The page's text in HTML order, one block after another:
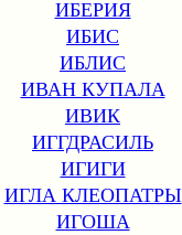
ИБЕРИЯ
ИБИС
ИБЛИС
ИВАН КУПАЛА
ИВИК
ИГГДРАСИЛЬ
ИГИГИ
ИГЛА КЛЕОПАТРЫ
ИГОША